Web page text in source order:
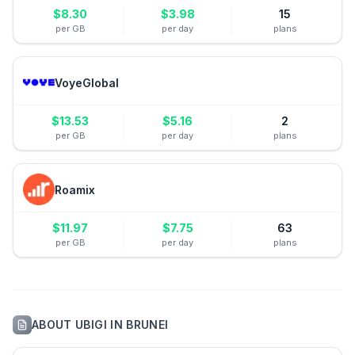
$8.30
per GB
$3.98
per day
15
plans
VoyeGlobal
$13.53
per GB
$5.16
per day
2
plans
Roamix
$11.97
per GB
$7.75
per day
63
plans
ABOUT UBIGI IN BRUNEI